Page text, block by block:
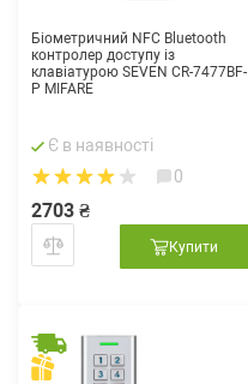
Біометричний NFC Bluetooth
контролер доступу із
клавіатурою SEVEN CR-7477BF-
P MIFARE
Є в наявності
0
2703 ₴
Купити